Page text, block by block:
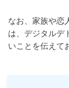
なお、家族や恋
は、デジタルデ
いことを伝えて